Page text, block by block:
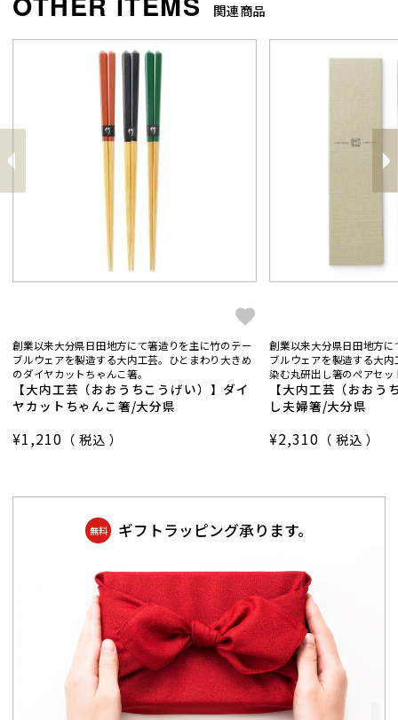
関連商品
前
へ
創業以来大分県日田地方にて箸造りを主に竹のテー
ブルウェアを製造する大内工芸。ひとまわり大きめ
のダイヤカットちゃんこ箸。
【大内工芸（おおうちこうげい）】ダイ
ヤカットちゃんこ箸/大分県
¥1,210 税込
創業以来大分県日田地方
ブルウェアを製造する大
染む丸研出し箸のペアセッ
【大内工芸（おおう
し夫婦箸/大分県
¥2,310 税込
次
へ
無料 ギフトラッピング承ります。